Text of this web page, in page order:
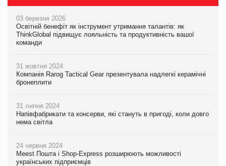
03 березня 2026
Освітній бенефіт як інструмент утримання талантів: як
ThinkGlobal підвищує лояльність та продуктивність вашої
команди
31 жовтня 2024
Компанія Rarog Tactical Gear презентувала надлегкі керамічні
бронеплити
31 липня 2024
Напівфабрикати та консерви, які стануть в пригоді, коли довго
нема світла
24 червня 2024
Meest Пошта і Shop-Express розширюють можливості
українських підприємців